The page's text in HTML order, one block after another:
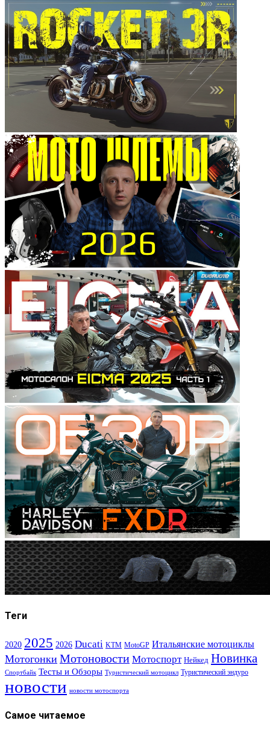
Теги
2020 2025 2026 Ducati KTM MotoGP Итальянские мотоциклы
Мотогонки Мотоновости Мотоспорт Нейкед Новинка
Спортбайк Тесты и Обзоры Туристический мотоцикл Туристический эндуро
новости новости мотоспорта
Самое читаемое